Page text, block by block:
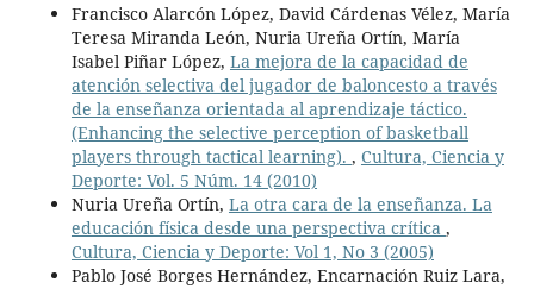
Francisco Alarcón López, David Cárdenas Vélez, María
Teresa Miranda León, Nuria Ureña Ortín, María
Isabel Piñar López, La mejora de la capacidad de
atención selectiva del jugador de baloncesto a través
de la enseñanza orientada al aprendizaje táctico.
(Enhancing the selective perception of basketball
players through tactical learning). , Cultura, Ciencia y
Deporte: Vol. 5 Núm. 14 (2010)
Nuria Ureña Ortín, La otra cara de la enseñanza. La
educación física desde una perspectiva crítica ,
Cultura, Ciencia y Deporte: Vol 1, No 3 (2005)
Pablo José Borges Hernández, Encarnación Ruiz Lara,